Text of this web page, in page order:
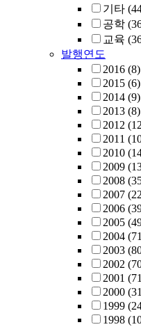
기타
공학
교육
발행연도
2016 (8)
2015 (6)
2014 (9)
2013 (8)
2012
2011
2010
2009
2008
2007
2006
2005
2004
2003
2002
2001
2000
1999
1998